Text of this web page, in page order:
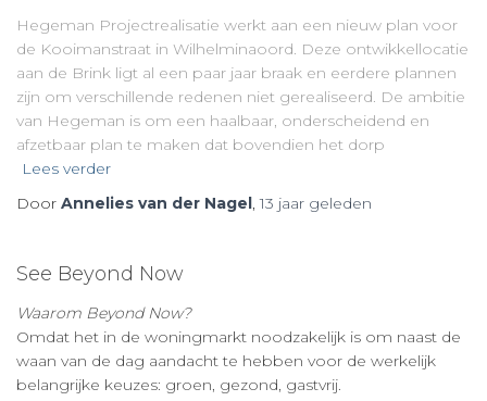
Hegeman Projectrealisatie werkt aan een nieuw plan voor
de Kooimanstraat in Wilhelminaoord. Deze ontwikkellocatie
aan de Brink ligt al een paar jaar braak en eerdere plannen
zijn om verschillende redenen niet gerealiseerd. De ambitie
van Hegeman is om een haalbaar, onderscheidend en
afzetbaar plan te maken dat bovendien het dorp
Lees verder
Door Annelies van der Nagel,13 jaar geleden
See Beyond Now
Waarom Beyond Now?
Omdat het in de woningmarkt noodzakelijk is om naast de
waan van de dag aandacht te hebben voor de werkelijk
belangrijke keuzes: groen, gezond, gastvrij.